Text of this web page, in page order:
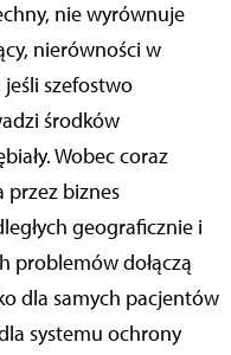
nie wyrównuje
nierówności w
szefostwo
środków
Wobec coraz
biznes
geograficznie i
problemów dołączą
dla samych pacjentów
systemu ochrony